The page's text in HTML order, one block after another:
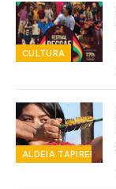
CULTURA
ALDEIA TAPIREMA